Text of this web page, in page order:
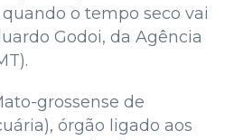
o tempo seco vai
Godoi, da Agência
grossense de
órgão ligado aos